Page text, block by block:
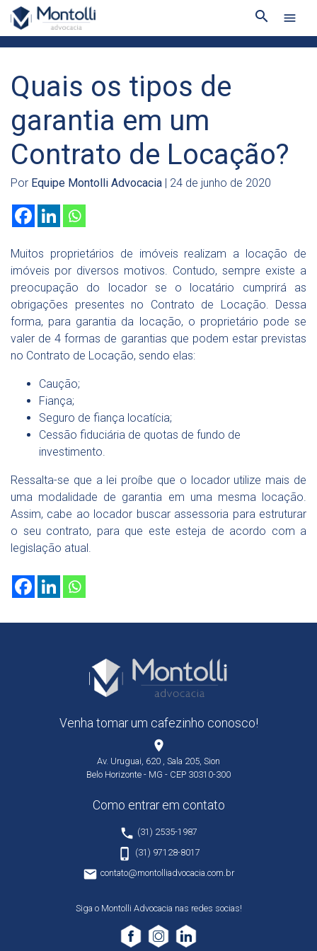
search menu
Quais os tipos de
garantia em um
Contrato de Locação?
Por Equipe Montolli Advocacia | 24 de junho de 2020
Muitos proprietários de imóveis realizam a locação de
imóveis por diversos motivos. Contudo, sempre existe a
preocupação do locador se o locatário cumprirá as
obrigações presentes no Contrato de Locação. Dessa
forma, para garantia da locação, o proprietário pode se
valer de 4 formas de garantias que podem estar previstas
no Contrato de Locação, sendo elas:
Caução;
Fiança;
Seguro de fiança locatícia;
Cessão fiduciária de quotas de fundo de
investimento.
Ressalta-se que a lei proíbe que o locador utilize mais de
uma modalidade de garantia em uma mesma locação.
Assim, cabe ao locador buscar assessoria para estruturar
o seu contrato, para que este esteja de acordo com a
legislação atual.
Venha tomar um cafezinho conosco!
place
Av. Uruguai, 620 , Sala 205, Sion
Belo Horizonte - MG - CEP 30310-300
Como entrar em contato
phone (31) 2535-1987
phone_iphone (31) 97128-8017
email contato@montolliadvocacia.com.br
Siga o Montolli Advocacia nas redes socias!